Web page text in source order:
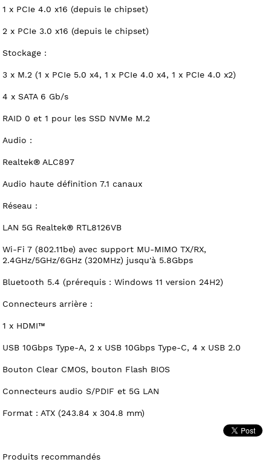
1 x PCIe 4.0 x16 (depuis le chipset)
2 x PCIe 3.0 x16 (depuis le chipset)
Stockage :
3 x M.2 (1 x PCIe 5.0 x4, 1 x PCIe 4.0 x4, 1 x PCIe 4.0 x2)
4 x SATA 6 Gb/s
RAID 0 et 1 pour les SSD NVMe M.2
Audio :
Realtek® ALC897
Audio haute définition 7.1 canaux
Réseau :
LAN 5G Realtek® RTL8126VB
Wi-Fi 7 (802.11be) avec support MU-MIMO TX/RX,
2.4GHz/5GHz/6GHz (320MHz) jusqu'à 5.8Gbps
Bluetooth 5.4 (prérequis : Windows 11 version 24H2)
Connecteurs arrière :
1 x HDMI™
USB 10Gbps Type-A, 2 x USB 10Gbps Type-C, 4 x USB 2.0
Bouton Clear CMOS, bouton Flash BIOS
Connecteurs audio S/PDIF et 5G LAN
Format : ATX (243.84 x 304.8 mm)
Produits recommandés